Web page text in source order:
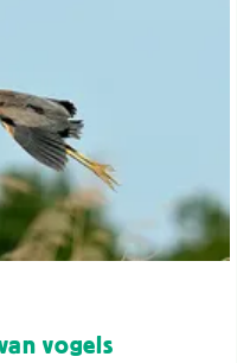
vogels